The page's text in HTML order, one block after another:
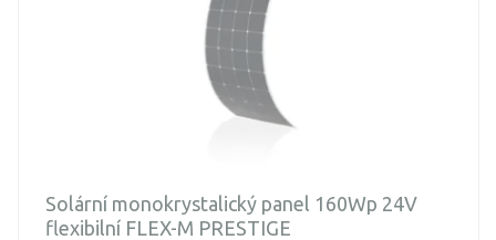
Solární monokrystalický panel 160Wp 24V
flexibilní FLEX-M PRESTIGE